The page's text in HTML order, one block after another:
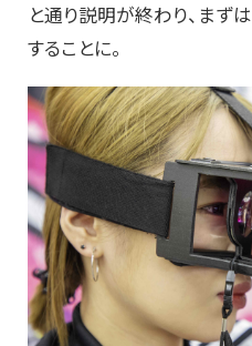
と通り説明が終わり、まず
することに。